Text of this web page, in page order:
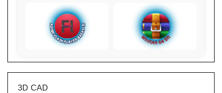
3D CAD